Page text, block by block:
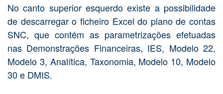
No canto superior esquerdo existe a possibilidade
de descarregar o ficheiro Excel do plano de contas
SNC, que contém as parametrizações efetuadas
nas Demonstrações Financeiras, IES, Modelo 22,
Modelo 3, Analítica, Taxonomia, Modelo 10, Modelo
30 e DMIS.